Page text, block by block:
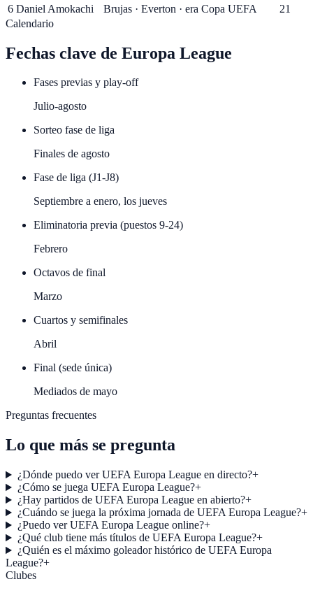
6 Daniel Amokachi Brujas · Everton · era Copa UEFA
21
Calendario
Fechas clave de Europa League
Fases previas y play-off
Julio-agosto
Sorteo fase de liga
Finales de agosto
Fase de liga (J1-J8)
Septiembre a enero, los jueves
Eliminatoria previa (puestos 9-24)
Febrero
Octavos de final
Marzo
Cuartos y semifinales
Abril
Final (sede única)
Mediados de mayo
Preguntas frecuentes
Lo que más se pregunta
¿Dónde puedo ver UEFA Europa League en directo?+
¿Cómo se juega UEFA Europa League?+
¿Hay partidos de UEFA Europa League en abierto?+
¿Cuándo se juega la próxima jornada de UEFA Europa League?+
¿Puedo ver UEFA Europa League online?+
¿Qué club tiene más títulos de UEFA Europa League?+
¿Quién es el máximo goleador histórico de UEFA Europa
League?+
Clubes